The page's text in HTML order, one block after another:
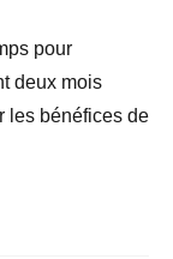
pour
deux mois
les bénéfices de